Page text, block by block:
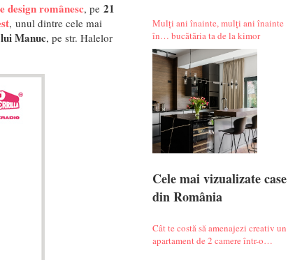
Mulți ani înainte, mulți ani înainte
în… bucătăria ta de la kimor
Cele mai vizualizate case
din România
Cât te costă să amenajezi creativ un
apartament de 2 camere într-o
design românesc, pe 21
, unul dintre cele mai
Manuc, pe str. Halelor